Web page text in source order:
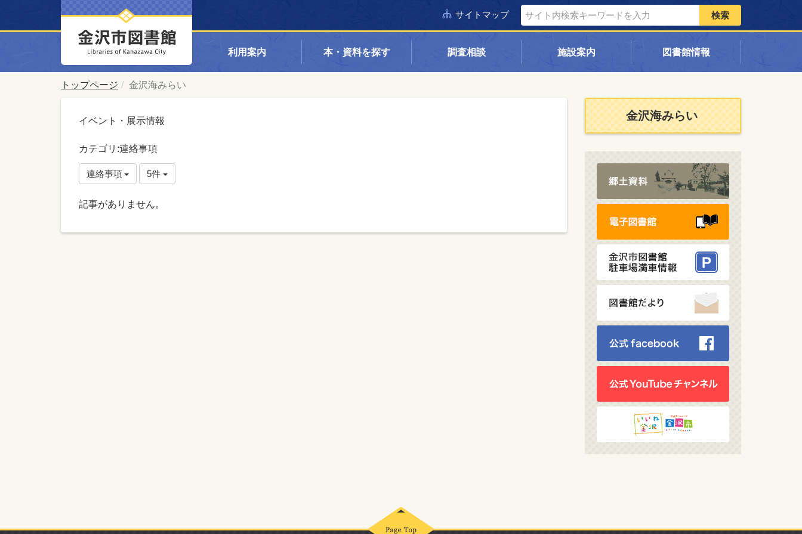
サイトマップ 検索
利用案内 本・資料を探す 調査相談 施設案内 図書館情報
トップページ 金沢海みらい
イベント・展示情報
カテゴリ:連絡事項
連絡事項 5件
記事がありません。
金沢海みらい